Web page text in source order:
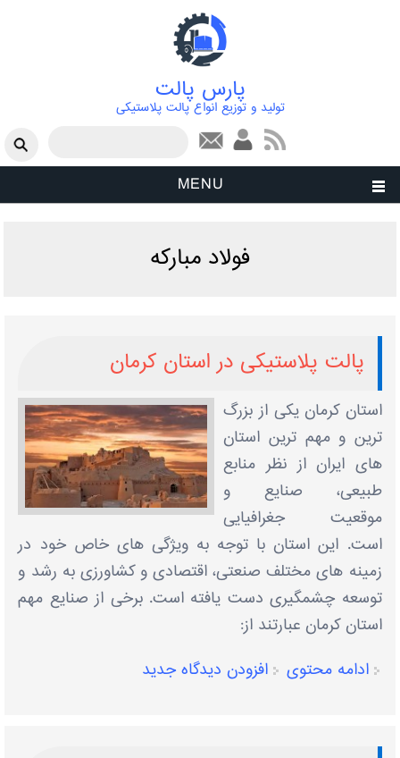
پارس پالت
تولید و توزیع انواع پالت پلاستیکی
فرم جستجو
MENU
فولاد مبارکه
پالت پلاستیکی در استان کرمان
استان کرمان یکی از بزرگ
‌ترین و مهم‌ ترین استان‌
های ایران از نظر منابع
طبیعی، صنایع و
موقعیت جغرافیایی
است. این استان با توجه به ویژگی‌ های خاص خود در
زمینه ‌های مختلف صنعتی، اقتصادی و کشاورزی به رشد و
توسعه چشمگیری دست یافته است. برخی از صنایع مهم
استان کرمان عبارتند از:
ادامه محتوی
افزودن دیدگاه جدید